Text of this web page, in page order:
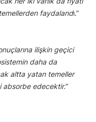
faydalandı.”
ilişkin geçici
daha da
altta yatan temeller
absorbe edecektir.”